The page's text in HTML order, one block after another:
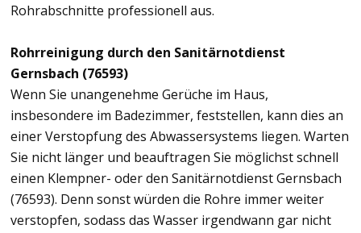
Rohrabschnitte professionell aus.
Rohrreinigung durch den Sanitärnotdienst
Gernsbach (76593)
Wenn Sie unangenehme Gerüche im Haus,
insbesondere im Badezimmer, feststellen, kann dies an
einer Verstopfung des Abwassersystems liegen. Warten
Sie nicht länger und beauftragen Sie möglichst schnell
einen Klempner- oder den Sanitärnotdienst Gernsbach
(76593). Denn sonst würden die Rohre immer weiter
verstopfen, sodass das Wasser irgendwann gar nicht